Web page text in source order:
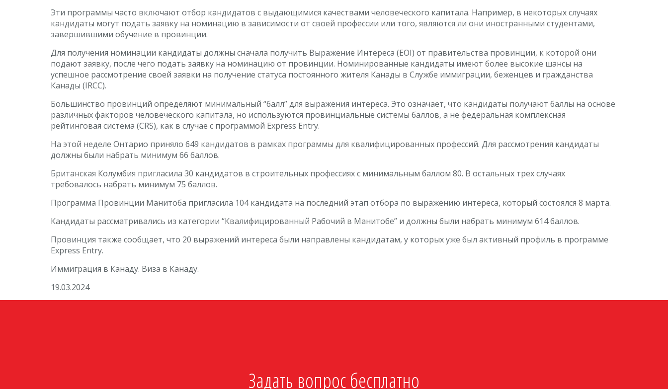
Эти программы часто включают отбор кандидатов с выдающимися качествами человеческого капитала. Например, в некоторых случаях
кандидаты могут подать заявку на номинацию в зависимости от своей профессии или того, являются ли они иностранными студентами,
завершившими обучение в провинции.
Для получения номинации кандидаты должны сначала получить Выражение Интереса (EOI) от правительства провинции, к которой они
подают заявку, после чего подать заявку на номинацию от провинции. Номинированные кандидаты имеют более высокие шансы на
успешное рассмотрение своей заявки на получение статуса постоянного жителя Канады в Службе иммиграции, беженцев и гражданства
Канады (IRCC).
Большинство провинций определяют минимальный “балл” для выражения интереса. Это означает, что кандидаты получают баллы на основе
различных факторов человеческого капитала, но используются провинциальные системы баллов, а не федеральная комплексная
рейтинговая система (CRS), как в случае с программой Express Entry.
На этой неделе Онтарио приняло 649 кандидатов в рамках программы для квалифицированных профессий. Для рассмотрения кандидаты
должны были набрать минимум 66 баллов.
Британская Колумбия пригласила 30 кандидатов в строительных профессиях с минимальным баллом 80. В остальных трех случаях
требовалось набрать минимум 75 баллов.
Программа Провинции Манитоба пригласила 104 кандидата на последний этап отбора по выражению интереса, который состоялся 8 марта.
Кандидаты рассматривались из категории “Квалифицированный Рабочий в Манитобе” и должны были набрать минимум 614 баллов.
Провинция также сообщает, что 20 выражений интереса были направлены кандидатам, у которых уже был активный профиль в программе
Express Entry.
Иммиграция в Канаду. Виза в Канаду.
19.03.2024
Задать вопрос бесплатно